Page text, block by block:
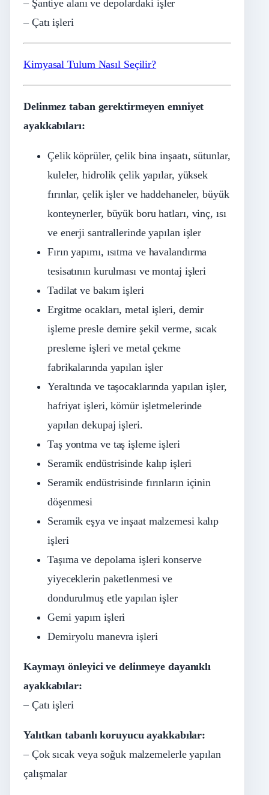
– Şantiye alanı ve depolardaki işler
– Çatı işleri
Kimyasal Tulum Nasıl Seçilir?
Delinmez taban gerektirmeyen emniyet
ayakkabıları:
Çelik köprüler, çelik bina inşaatı, sütunlar,
kuleler, hidrolik çelik yapılar, yüksek
fırınlar, çelik işler ve haddehaneler, büyük
konteynerler, büyük boru hatları, vinç, ısı
ve enerji santrallerinde yapılan işler
Fırın yapımı, ısıtma ve havalandırma
tesisatının kurulması ve montaj işleri
Tadilat ve bakım işleri
Ergitme ocakları, metal işleri, demir
işleme presle demire şekil verme, sıcak
presleme işleri ve metal çekme
fabrikalarında yapılan işler
Yeraltında ve taşocaklarında yapılan işler,
hafriyat işleri, kömür işletmelerinde
yapılan dekupaj işleri.
Taş yontma ve taş işleme işleri
Seramik endüstrisinde kalıp işleri
Seramik endüstrisinde fırınların içinin
döşenmesi
Seramik eşya ve inşaat malzemesi kalıp
işleri
Taşıma ve depolama işleri konserve
yiyeceklerin paketlenmesi ve
dondurulmuş etle yapılan işler
Gemi yapım işleri
Demiryolu manevra işleri
Kaymayı önleyici ve delinmeye dayanıklı
ayakkabılar:
– Çatı işleri
Yalıtkan tabanlı koruyucu ayakkabılar:
– Çok sıcak veya soğuk malzemelerle yapılan
çalışmalar